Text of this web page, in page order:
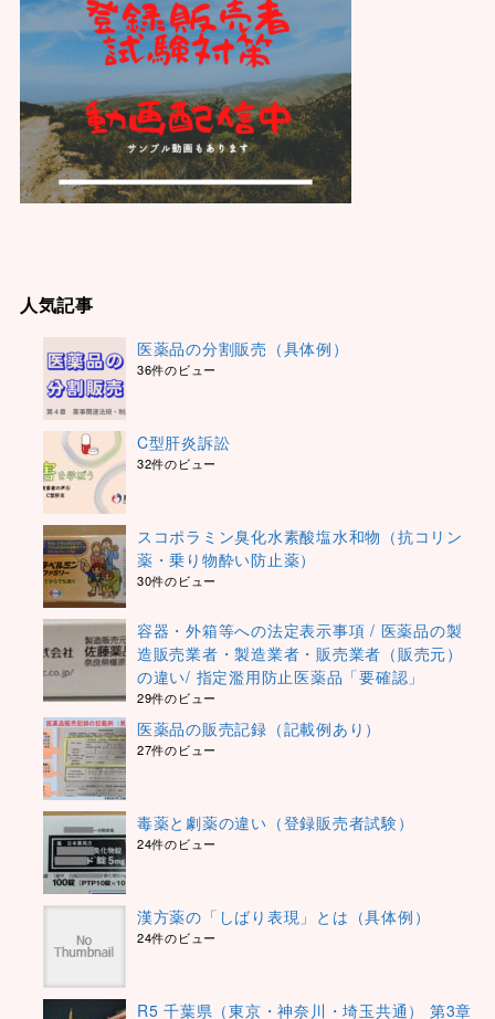
人気記事
医薬品の分割販売（具体例）
36件のビュー
C型肝炎訴訟
32件のビュー
スコポラミン臭化水素酸塩水和物（抗コリン
薬・乗り物酔い防止薬）
30件のビュー
容器・外箱等への法定表示事項 / 医薬品の製
造販売業者・製造業者・販売業者（販売元）
の違い/ 指定濫用防止医薬品「要確認」
29件のビュー
医薬品の販売記録（記載例あり）
27件のビュー
毒薬と劇薬の違い（登録販売者試験）
24件のビュー
漢方薬の「しばり表現」とは（具体例）
24件のビュー
R5 千葉県（東京・神奈川・埼玉共通） 第3章